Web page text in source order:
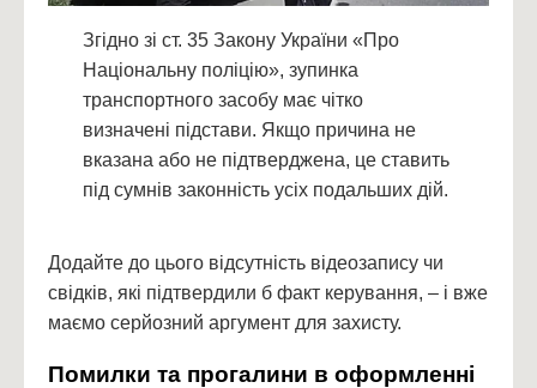
Згідно зі ст. 35 Закону України «Про
Національну поліцію», зупинка
транспортного засобу має чітко
визначені підстави. Якщо причина не
вказана або не підтверджена, це ставить
під сумнів законність усіх подальших дій.
Додайте до цього відсутність відеозапису чи
свідків, які підтвердили б факт керування, – і вже
маємо серйозний аргумент для захисту.
Помилки та прогалини в оформленні